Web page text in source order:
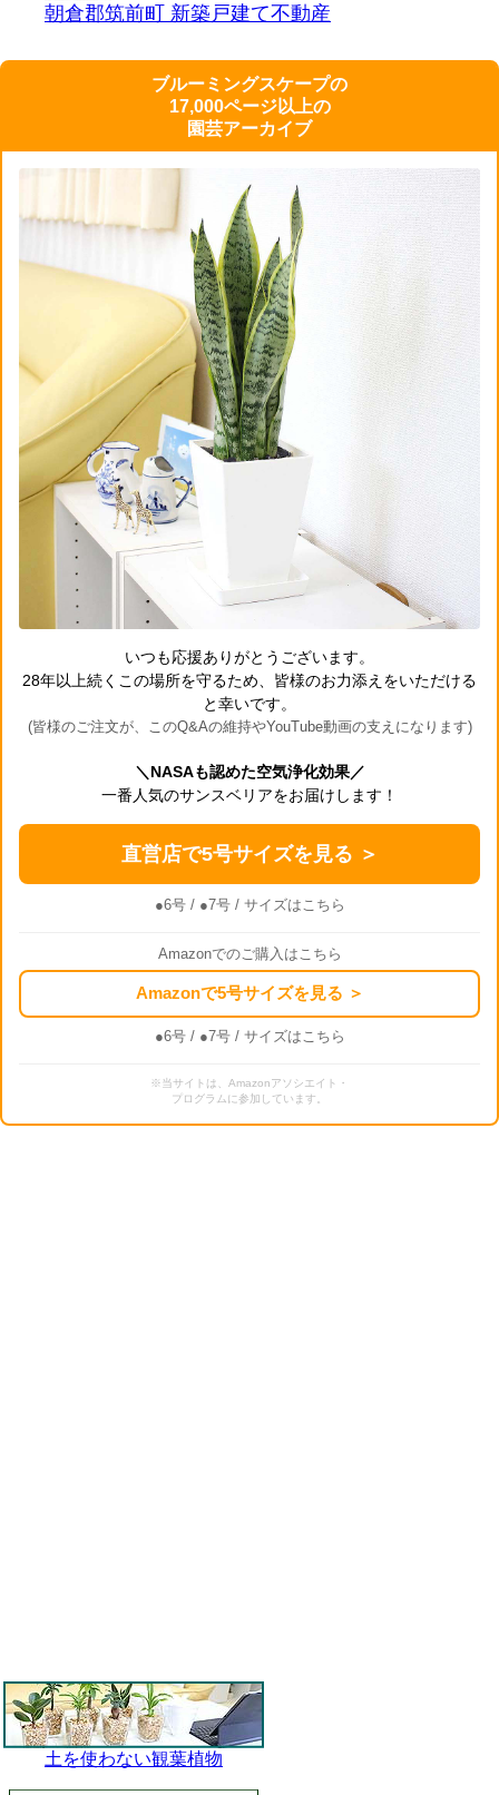
朝倉郡筑前町 新築戸建て不動産
ブルーミングスケープの
17,000ページ以上の
園芸アーカイブ
いつも応援ありがとうございます。
28年以上続くこの場所を守るため、皆様のお力添えをいただける
と幸いです。
(皆様のご注文が、このQ&Aの維持やYouTube動画の支えになります)
＼NASAも認めた空気浄化効果／
一番人気のサンスベリアをお届けします！
直営店で5号サイズを見る ＞
●6号/ ●7号/ サイズはこちら
Amazonでのご購入はこちら
Amazonで5号サイズを見る ＞
●6号/ ●7号/ サイズはこちら
※当サイトは、Amazonアソシエイト・
プログラムに参加しています。
土を使わない観葉植物